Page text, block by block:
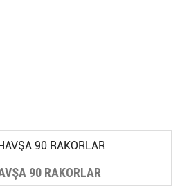
90 RAKORLAR